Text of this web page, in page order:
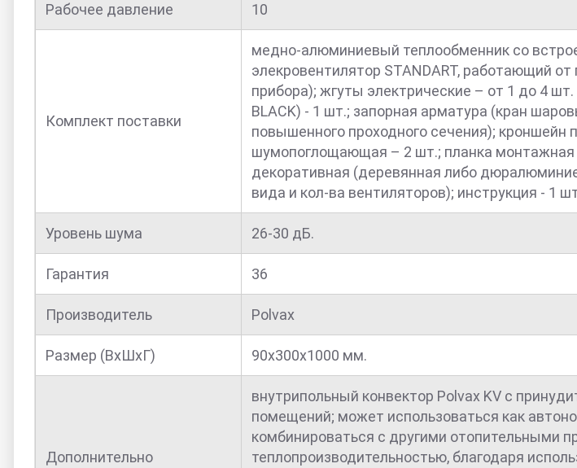
Рабочее давление 10
Комплект поставки
медно-алюминиевый теплообменник со
элекровентилятор STANDART, работающий
прибора); жгуты электрические – от 1 до 4
BLACK) - 1 шт.; запорная арматура (кран
повышенного проходного сечения);
шумопоглощающая – 2 шт.; планка
декоративная (деревянная либо
вида и кол-ва вентиляторов); инструкция - 1
Уровень шума 26-30 дБ.
Гарантия 36
Производитель Polvax
Размер (ВхШхГ) 90х300х1000 мм.
Дополнительно
внутрипольный конвектор Polvax KV с
помещений; может использоваться как
комбинироваться с другими отопительными
теплопроизводительностью, благодаря